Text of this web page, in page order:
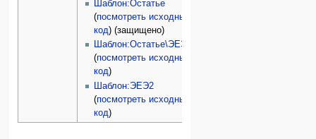
Шаблон:Остатье
(посмотреть исходный
код) (защищено)
Шаблон:Остатье\ЭЕЭ
(посмотреть исходный
код)
Шаблон:ЭЕЭ2
(посмотреть исходный
код)